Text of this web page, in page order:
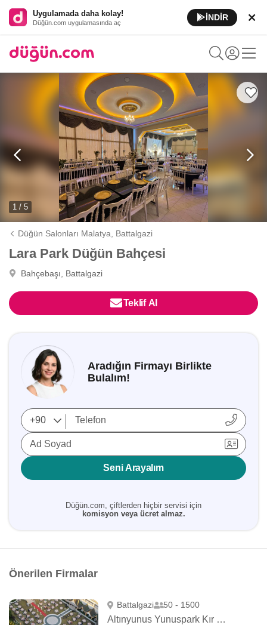
Uygulamada daha kolay!
Düğün.com uygulamasında aç
İNDİR
1 / 5
Düğün Salonları Malatya, Battalgazi
Lara Park Düğün Bahçesi
Bahçebaşı, Battalgazi
Teklif Al
Aradığın Firmayı Birlikte
Bulalım!
Ad Soyad
Seni Arayalım
Düğün.com, çiftlerden hiçbir servisi için
komisyon veya ücret almaz.
Önerilen Firmalar
Battalgazi 50 - 1500
Altınyunus Yunuspark Kır Salonu